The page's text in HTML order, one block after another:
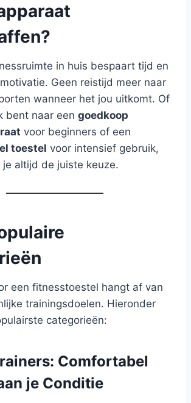
in huis bespaart tijd en
Geen reistijd meer naar
wanneer het jou uitkomt. Of
bent naar een goedkoop
voor beginners of een
toestel voor intensief gebruik,
je altijd de juiste keuze.
een fitnesstoestel hangt af van
trainingsdoelen. Hieronder
categorieën:
Comfortabel
je Conditie